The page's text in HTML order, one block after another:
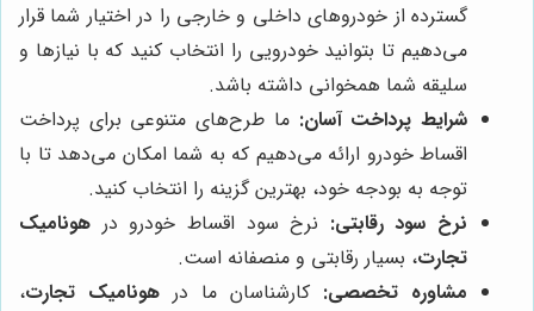
گسترده از خودروهای داخلی و خارجی را در اختیار شما قرار
می‌دهیم تا بتوانید خودرویی را انتخاب کنید که با نیازها و
سلیقه شما همخوانی داشته باشد.
شرایط پرداخت آسان: ما طرح‌های متنوعی برای پرداخت
اقساط خودرو ارائه می‌دهیم که به شما امکان می‌دهد تا با
توجه به بودجه خود، بهترین گزینه را انتخاب کنید.
نرخ سود رقابتی: نرخ سود اقساط خودرو در هونامیک
تجارت، بسیار رقابتی و منصفانه است.
مشاوره تخصصی: کارشناسان ما در هونامیک تجارت،